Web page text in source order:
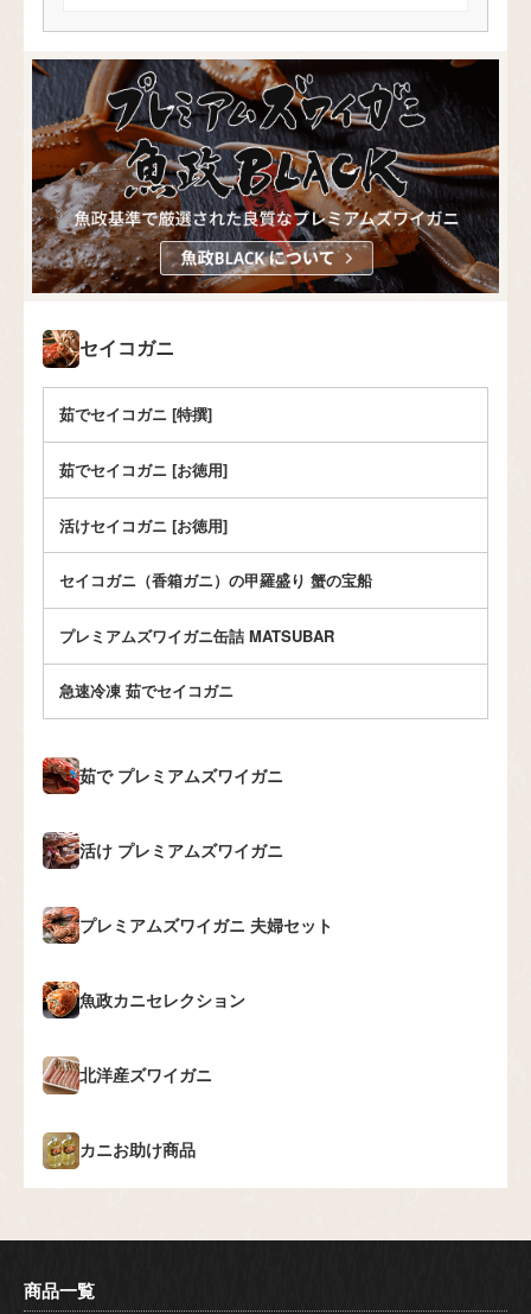
セイコガニ
茹でセイコガニ [特撰]
茹でセイコガニ [お徳用]
活けセイコガニ [お徳用]
セイコガニ（香箱ガニ）の甲羅盛り 蟹の宝船
プレミアムズワイガニ缶詰 MATSUBAR
急速冷凍 茹でセイコガニ
茹で プレミアムズワイガニ
活け プレミアムズワイガニ
プレミアムズワイガニ 夫婦セット
魚政カニセレクション
北洋産ズワイガニ
カニお助け商品
商品一覧